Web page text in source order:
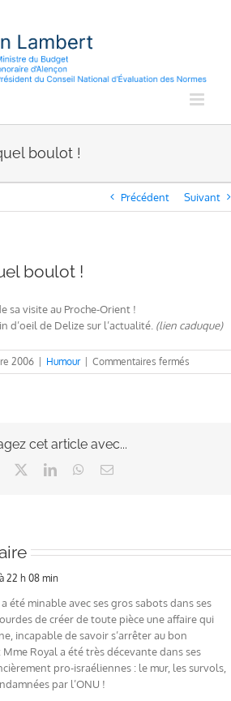
boulot !
Précédent Suivant
boulot !
sa visite au Proche-Orient !
d’oeil de Delize sur l’actualité. (lien caduque)
2006 Humour Commentaires fermés
Ségo
cet article avec...
Facebook LinkedInWhatsApp
Email
22 h 08 min
été minable avec ses gros sabots dans ses
de créer de toute pièce une affaire qui
incapable de savoir s’arrêter au bon
Royal a été très décevante dans ses
pro-israéliennes : le mur, les survols,
par l’ONU !